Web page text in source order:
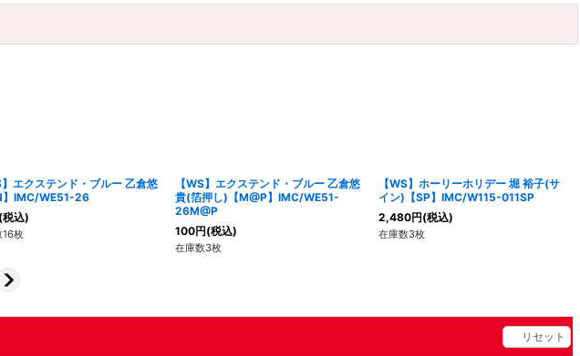
】エクステンド・ブルー 乙倉悠
】IMC/WE51-26
(税込)
16枚
【WS】エクステンド・ブルー 乙倉悠
貴(箔押し)【M@P】IMC/WE51-
26M@P
100円(税込)
在庫数3枚
【WS】ホーリーホリデー 堀 裕子(サ
イン)【SP】IMC/W115-011SP
2,480円(税込)
在庫数3枚
リセット